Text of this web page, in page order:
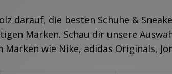
darauf, die besten Schuhe &
Marken. Schau dir unsere
wie Nike, adidas Originals,